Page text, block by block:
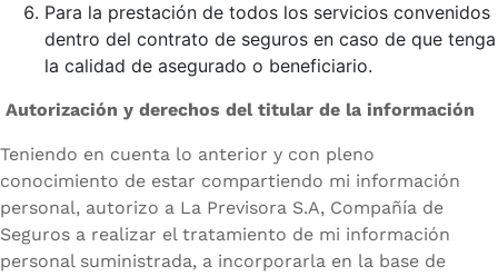
Para la prestación de todos los servicios convenidos
dentro del contrato de seguros en caso de que tenga
la calidad de asegurado o beneficiario.
Autorización y derechos del titular de la información
Teniendo en cuenta lo anterior y con pleno
conocimiento de estar compartiendo mi información
personal, autorizo a La Previsora S.A, Compañía de
Seguros a realizar el tratamiento de mi información
personal suministrada, a incorporarla en la base de